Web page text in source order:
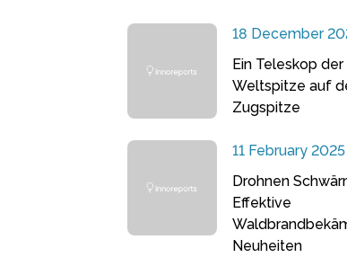
18 December
Ein Teleskop der
Weltspitze auf
Zugspitze
11 February 2025
Drohnen
Effektive
Neuheiten